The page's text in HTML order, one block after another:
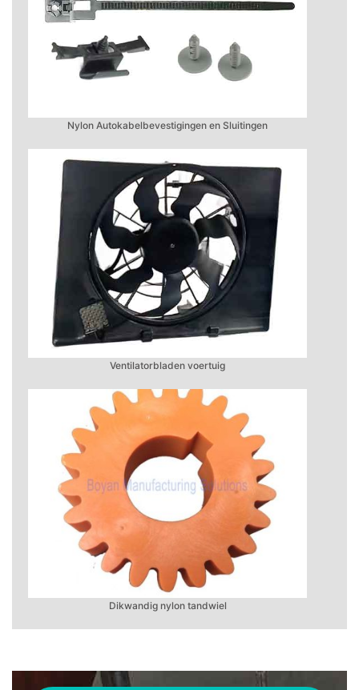
Nylon Autokabelbevestigingen en Sluitingen
Ventilatorbladen voertuig
Dikwandig nylon tandwiel